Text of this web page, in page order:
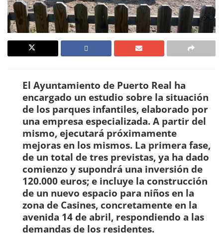
El Ayuntamiento de Puerto Real ha
encargado un estudio sobre la situación
de los parques infantiles, elaborado por
una empresa especializada. A partir del
mismo, ejecutará próximamente
mejoras en los mismos. La primera fase,
de un total de tres previstas, ya ha dado
comienzo y supondrá una inversión de
120.000 euros; e incluye la construcción
de un nuevo espacio para niños en la
zona de Casines, concretamente en la
avenida 14 de abril, respondiendo a las
demandas de los residentes.